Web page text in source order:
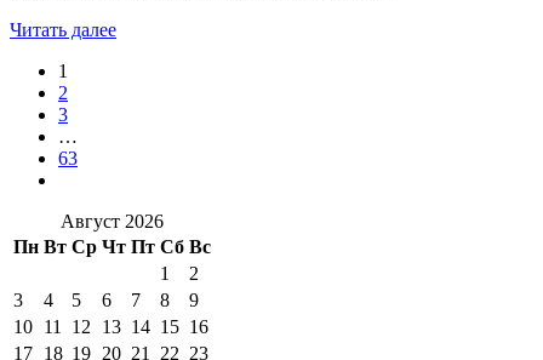
Читать далее
1
2
3
…
63
Август 2026
Пн Вт Ср Чт Пт Сб Вс
1
2
3
4 5 6 7 8
9
10 11 12 13 14 15 16
17 18 19 20 21 22 23